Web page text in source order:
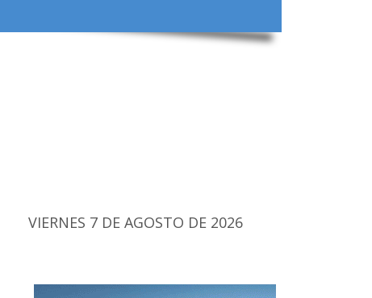
VIERNES 7 DE AGOSTO DE 2026